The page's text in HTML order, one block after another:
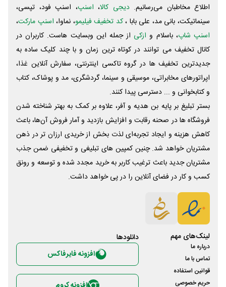
اطلاع مخاطبان می‌رسانیم. دیجی کالا، اسنپ، اسنپ فود، تپسی،
سینماتیکت، بانی مد، علی‌ بابا ،کد تخفیف فیلیمو، نماوا، اسنپ مارکت،
اسنپ شاپ، باسلام و ازکی از جمله این وبسایت ‌هاست. کاربران در
کانال تخفیف می توانند در کوتاه ترین زمان و با چند کلیک ساده به
جدیدترین تخفیف ها در گروه تاکسی اینترنتی، سفارش آنلاین غذا،
اپراتورهای مخابراتی، موسیقی و سینما، گردشگری، مد و پوشاک، کتاب
و کتابخوانی و ... دسترسی پیدا کنند.
بستر تبلیغ بر پایه بن هدیه و آفر، علاوه بر کمک به بهتر شناخته شدن
فروشگاه ها در صحنه رقابت و افزایش بازدید و آمار فروش آن‌ها، باعث
کاهش هزینه و ایجاد تجربه‌ای لذت بخش از خریدی ارزان تر در ذهن
مشتریان خواهد شد. چنین کمپین های تبلیغی و تخفیفی ضمن جذب
مشتریان جدید باعث ترغیب کاربر به خرید مجدد شده و توسعه و رونق
کسب و کار در فضای آنلاین را در پی خواهد داشت.
لینک‌های مهم
درباره ما
تماس با ما
قوانین استفاده
حریم خصوصی
دانلود‌ها
افزونه فایرفاکس